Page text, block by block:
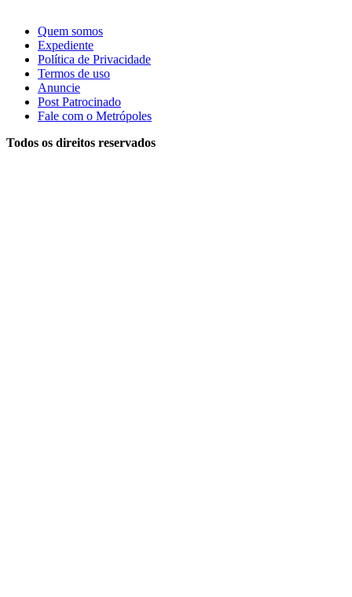
Quem somos
Expediente
Política de Privacidade
Termos de uso
Anuncie
Post Patrocinado
Fale com o Metrópoles
Todos os direitos reservados